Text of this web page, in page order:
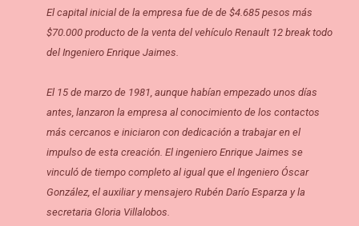
El capital inicial de la empresa fue de de $4.685 pesos más
$70.000 producto de la venta del vehículo Renault 12 break todo
del Ingeniero Enrique Jaimes.
El 15 de marzo de 1981, aunque habían empezado unos días
antes, lanzaron la empresa al conocimiento de los contactos
más cercanos e iniciaron con dedicación a trabajar en el
impulso de esta creación. El ingeniero Enrique Jaimes se
vinculó de tiempo completo al igual que el Ingeniero Óscar
González, el auxiliar y mensajero Rubén Darío Esparza y la
secretaria Gloria Villalobos.